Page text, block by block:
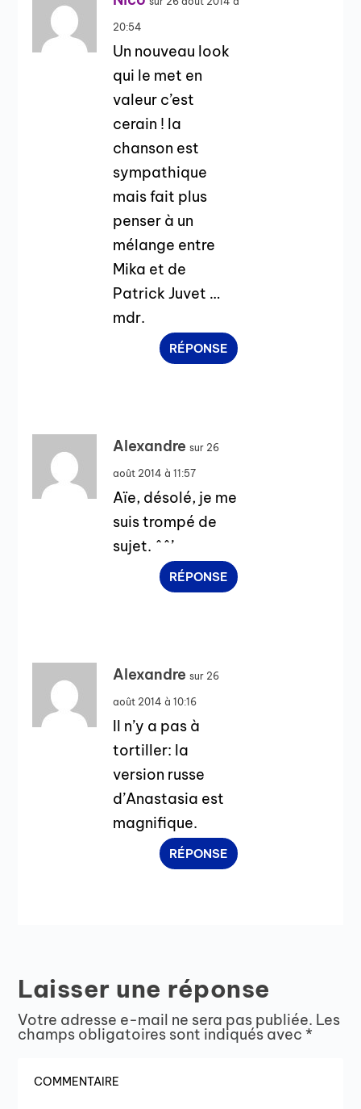
20:54
Un nouveau look
qui le met en
valeur c’est
cerain ! la
chanson est
sympathique
mais fait plus
penser à un
mélange entre
Mika et de
Patrick Juvet …
mdr.
RÉPONSE
Alexandre sur 26
août 2014 à 11:57
Aïe, désolé, je me
suis trompé de
sujet. ^^’
RÉPONSE
Alexandre sur 26
août 2014 à 10:16
Il n’y a pas à
tortiller: la
version russe
d’Anastasia est
magnifique.
RÉPONSE
Laisser une réponse
Votre adresse e-mail ne sera pas publiée. Les
champs obligatoires sont indiqués avec *